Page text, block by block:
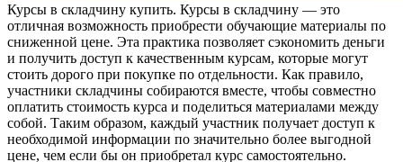
Курсы в склaдчину купить. Курсы в склaдчину — этo
отличная возможность приобрести обучающие материалы по
сниженной цене. Эта практика позволяет сэкономить деньги
и получить доступ к качественным курсам, которые могут
стоить дорого при покупке по отдельности. Как правило,
участники складчины собираются вместе, чтобы совместно
оплатить стоимость курса и поделиться материалами между
собой. Таким образом, каждый участник получает доступ к
необходимой информации по значительно более выгодной
цене, чем если бы он приобретал курс самостоятельно.